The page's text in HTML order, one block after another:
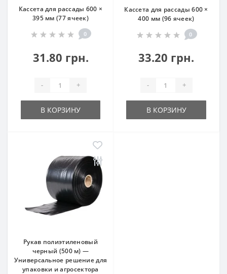
Кассета для рассады 600 ×
395 мм (77 ячеек)
0
31.80 грн.
- +
В КОРЗИНУ
Кассета для рассады 600 ×
400 мм (96 ячеек)
0
33.20 грн.
- +
В КОРЗИНУ
Рукав полиэтиленовый
черный (500 м) —
Универсальное решение для
упаковки и агросектора